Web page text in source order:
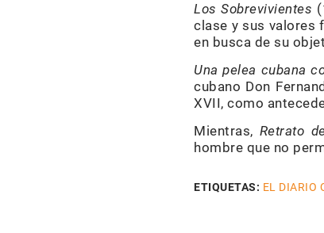
Los Sobrevivientes
clase y sus valores
en busca de su
Una pelea cubana
cubano Don
XVII, como
Mientras, Retrato
hombre que no
ETIQUETAS: EL DIARIO